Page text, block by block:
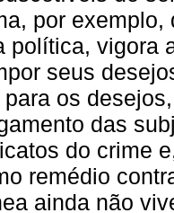
por
política, vigora
seus
os
das
do crime
remédio
ainda não